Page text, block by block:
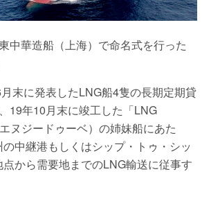
中華造船（上海）で命名式を行った
末に発表したLNG船4隻の長期定期貸
19年10月末に竣工した「LNG
ヌジードゥーベ）の姉妹船にあた
中継港もしくはシップ・トゥ・シッ
から需要地までのLNG輸送に従事す